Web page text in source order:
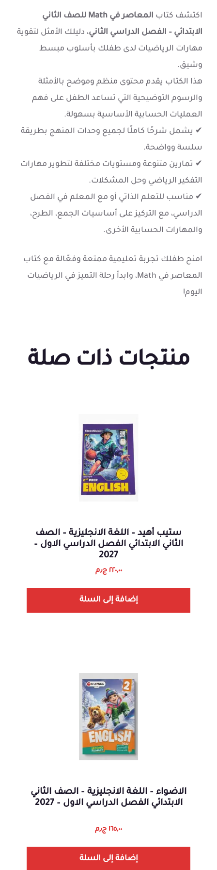
اكتشف كتاب
المعاصر في Math للصف الثاني
الابتدائي – الفصل الدراسي الثاني، دليلك الأمثل لتقوية
مهارات الرياضيات لدى طفلك بأسلوب مبسط
وشيق.
هذا الكتاب يقدم محتوى منظم وموضح بالأمثلة
والرسوم التوضيحية التي تساعد الطفل على فهم
العمليات الحسابية الأساسية بسهولة.
✔ يشمل شرحًا كاملًا لجميع وحدات المنهج بطريقة
سلسة وواضحة.
✔ تمارين متنوعة ومستويات مختلفة لتطوير مهارات
التفكير الرياضي وحل المشكلات.
✔ مناسب للتعلم الذاتي أو مع المعلم في الفصل
الدراسي، مع التركيز على أساسيات الجمع، الطرح،
والمهارات الحسابية الأخرى.
امنح طفلك تجربة تعليمية ممتعة وفعّالة مع كتاب
المعاصر في Math، وابدأ رحلة التميز في الرياضيات
اليوم!
منتجات ذات صلة
ستيب أهيد – اللغة الانجليزية – الصف
الثاني الابتدائي الفصل الدراسي الاول –
2027
٢٢٠,٠٠ ج٫م
إضافة إلى السلة
الاضواء – اللغة الانجليزية – الصف الثاني
الابتدائي الفصل الدراسي الاول – 2027
١٦٥,٠٠ ج٫م
إضافة إلى السلة